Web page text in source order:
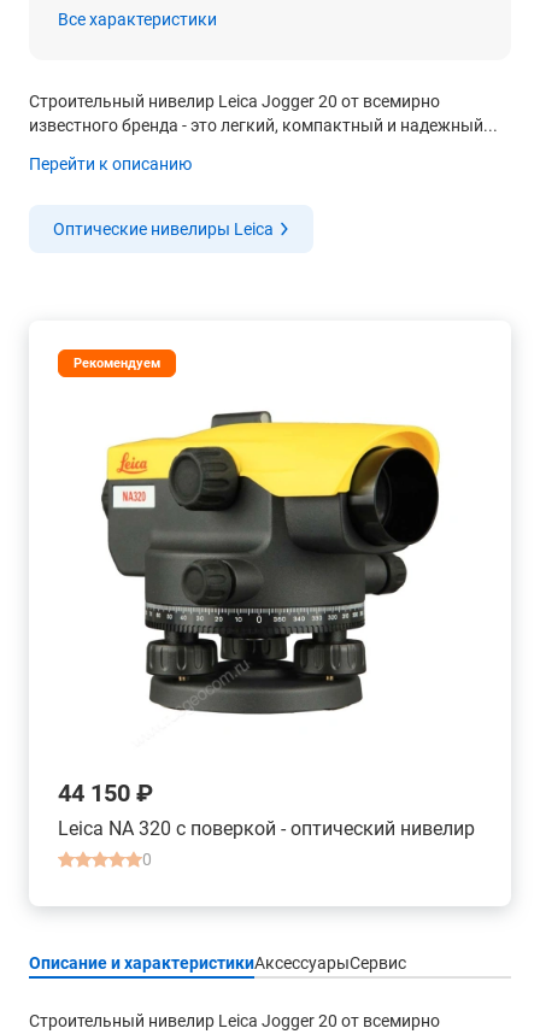
Все характеристики
Строительный нивелир Leica Jogger 20 от всемирно
известного бренда - это легкий, компактный и надежный...
Перейти к описанию
Оптические нивелиры Leica
Рекомендуем
44 150 ₽
Leica NA 320 с поверкой - оптический нивелир
0
Описание и характеристикиАксессуарыСервис
Строительный нивелир Leica Jogger 20 от всемирно